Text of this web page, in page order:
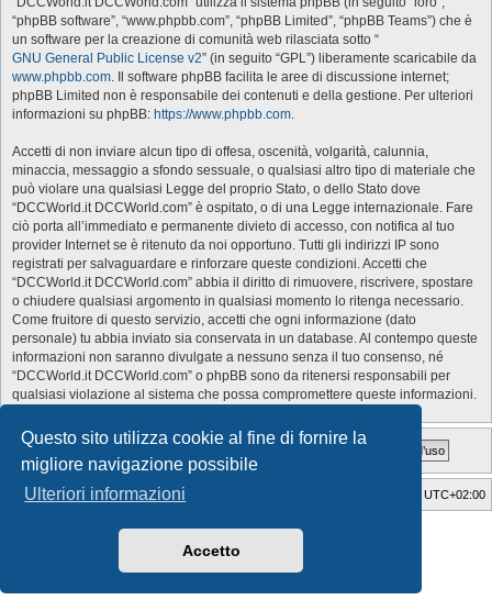
Questo sito utilizza cookie al fine di fornire la
migliore navigazione possibile
Ulteriori informazioni
Accetto
“phpBB software”, “www.phpbb.com”, “phpBB Limited”, “phpBB Teams”) che è
un software per la creazione di comunità web rilasciata sotto “
GNU General Public License v2” (in seguito “GPL”) liberamente scaricabile da
www.phpbb.com. Il software phpBB facilita le aree di discussione internet;
phpBB Limited non è responsabile dei contenuti e della gestione. Per ulteriori
informazioni su phpBB: https://www.phpbb.com.
Accetti di non inviare alcun tipo di offesa, oscenità, volgarità, calunnia,
minaccia, messaggio a sfondo sessuale, o qualsiasi altro tipo di materiale che
può violare una qualsiasi Legge del proprio Stato, o dello Stato dove
“DCCWorld.it DCCWorld.com” è ospitato, o di una Legge internazionale. Fare
ciò porta all’immediato e permanente divieto di accesso, con notifica al tuo
provider Internet se è ritenuto da noi opportuno. Tutti gli indirizzi IP sono
registrati per salvaguardare e rinforzare queste condizioni. Accetti che
“DCCWorld.it DCCWorld.com” abbia il diritto di rimuovere, riscrivere, spostare
o chiudere qualsiasi argomento in qualsiasi momento lo ritenga necessario.
Come fruitore di questo servizio, accetti che ogni informazione (dato
personale) tu abbia inviato sia conservata in un database. Al contempo queste
informazioni non saranno divulgate a nessuno senza il tuo consenso, né
“DCCWorld.it DCCWorld.com” o phpBB sono da ritenersi responsabili per
qualsiasi violazione al sistema che possa compromettere queste informazioni.
Indice UTC+02:00
Style Developer by ©GTA game
phpBB